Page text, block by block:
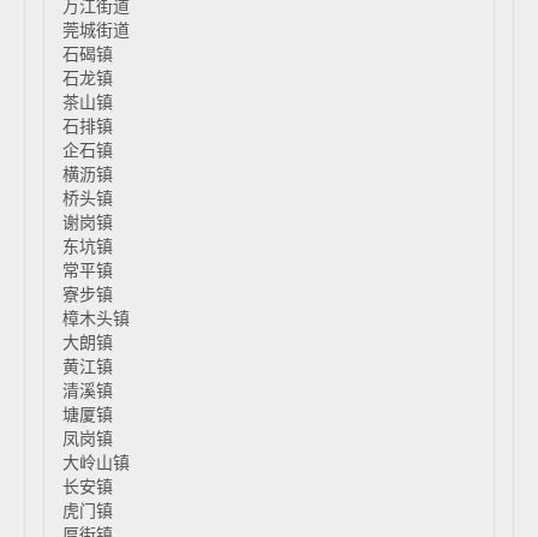
万江街道
莞城街道
石碣镇
石龙镇
茶山镇
石排镇
企石镇
横沥镇
桥头镇
谢岗镇
东坑镇
常平镇
寮步镇
樟木头镇
大朗镇
黄江镇
清溪镇
塘厦镇
凤岗镇
大岭山镇
长安镇
虎门镇